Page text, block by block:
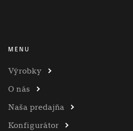
MENU
Výrobky
O nás
Naša predajňa
Konfigurátor